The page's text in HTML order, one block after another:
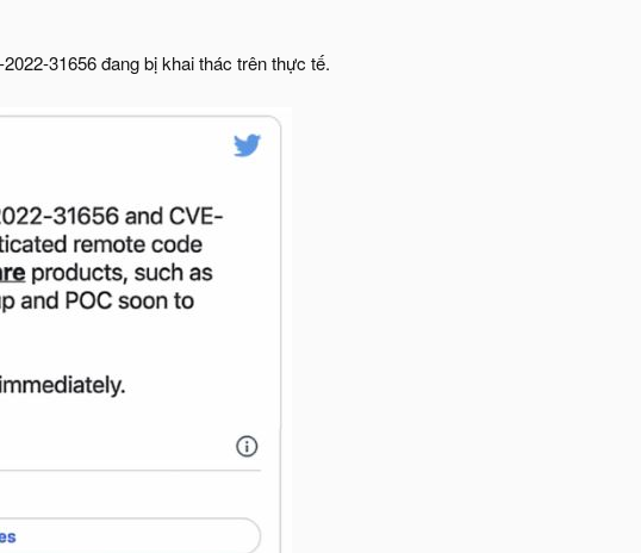
31656 đang bị khai thác trên thực tế.